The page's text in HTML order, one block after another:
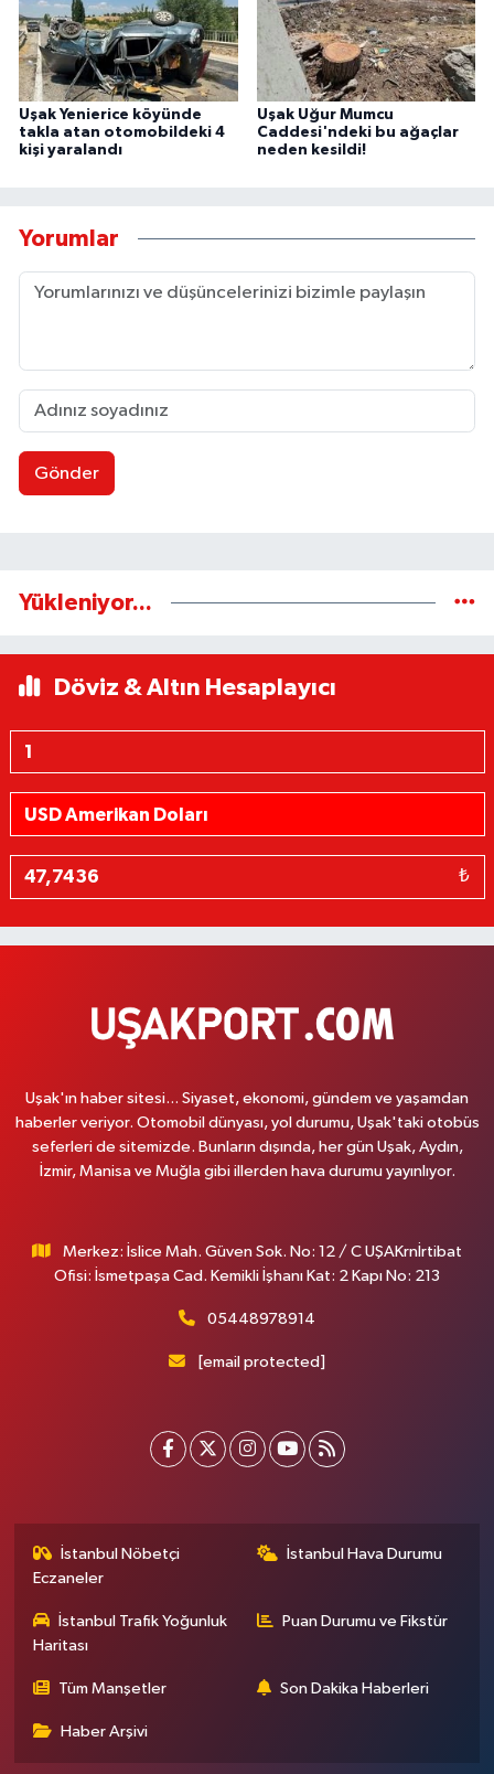
Uşak Yenierice köyünde
takla atan otomobildeki 4
kişi yaralandı
Uşak Uğur Mumcu
Caddesi'ndeki bu ağaçlar
neden kesildi!
Yorumlar
Gönder
Yükleniyor...
Döviz & Altın Hesaplayıcı
₺
Uşak'ın haber sitesi... Siyaset, ekonomi, gündem ve yaşamdan
haberler veriyor. Otomobil dünyası, yol durumu, Uşak'taki otobüs
seferleri de sitemizde. Bunların dışında, her gün Uşak, Aydın,
İzmir, Manisa ve Muğla gibi illerden hava durumu yayınlıyor.
Merkez: İslice Mah. Güven Sok. No: 12 / C UŞAKrnİrtibat
Ofisi: İsmetpaşa Cad. Kemikli İşhanı Kat: 2 Kapı No: 213
05448978914
[email protected]
İstanbul Nöbetçi
Eczaneler
İstanbul Hava Durumu
İstanbul Trafik Yoğunluk
Haritası
Puan Durumu ve Fikstür
Tüm Manşetler Son Dakika Haberleri
Haber Arşivi